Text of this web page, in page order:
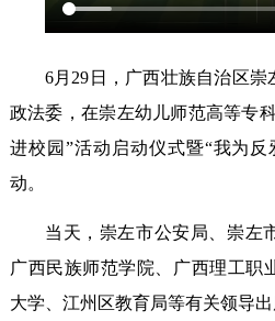
6月29日，广西壮族自治区
政法委，在崇左幼儿师范高等专
进校园”活动启动仪式暨“我为
动。
当天，崇左市公安局、崇左
广西民族师范学院、广西理工职
大学、江州区教育局等有关领导出